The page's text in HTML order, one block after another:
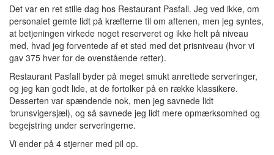
Det var en ret stille dag hos Restaurant Pasfall. Jeg ved ikke, om
personalet gemte lidt på kræfterne til om aftenen, men jeg syntes,
at betjeningen virkede noget reserveret og ikke helt på niveau
med, hvad jeg forventede af et sted med det prisniveau (hvor vi
gav 375 hver for de ovenstående retter).
Restaurant Pasfall byder på meget smukt anrettede serveringer,
og jeg kan godt lide, at de fortolker på en række klassikere.
Desserten var spændende nok, men jeg savnede lidt
‘brunsvigersjæl), og så savnede jeg lidt mere opmærksomhed og
begejstring under serveringerne.
Vi ender på 4 stjerner med pil op.